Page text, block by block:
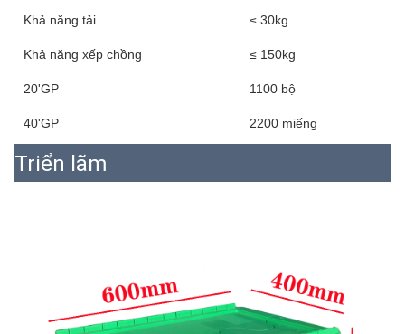
Khả năng tải ≤ 30kg
Khả năng xếp chồng ≤ 150kg
20'GP 1100 bộ
40'GP 2200 miếng
Triển lãm